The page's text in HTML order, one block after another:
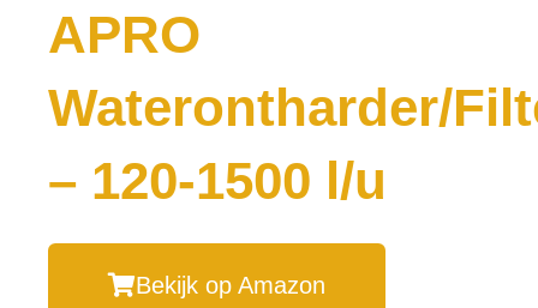
APRO
Waterontharder/
– 120-1500 l/u
Bekijk op Amazon